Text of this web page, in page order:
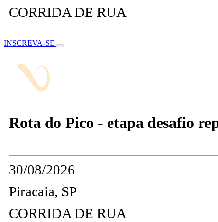
CORRIDA DE RUA
INSCREVA-SE
Rota do Pico - etapa desafio
30/08/2026
Piracaia, SP
CORRIDA DE RUA